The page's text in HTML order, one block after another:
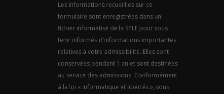
Les informations recueillies sur ce
formulaire sont enregistrées dans un
fichier informatisé de la SPLE pour vous
tenir informés d'informations importantes
relatives à votre admissibilité. Elles sont
conservées pendant 1 an et sont destinées
au service des admissions. Conformément
à la loi « informatique et libertés », vous